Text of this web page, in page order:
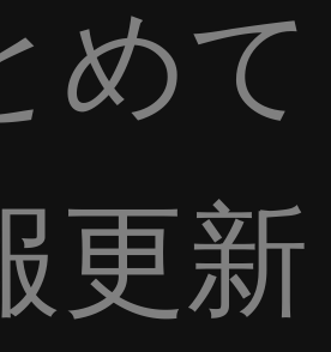
めて
更新